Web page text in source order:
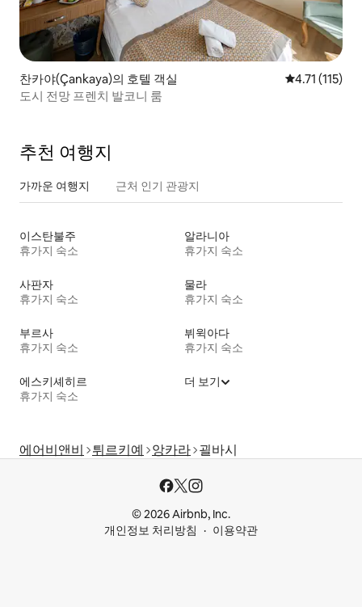
찬카야(Çankaya)의 호텔 객실 평점 4.71점(5
4.71 (115)
도시 전망 프렌치 발코니 룸
추천 여행지
가까운 여행지 근처 인기 관광지
이스탄불주
휴가지 숙소
알라니아
휴가지 숙소
사판자
휴가지 숙소
물라
휴가지 숙소
부르사
휴가지 숙소
뷔윅아다
휴가지 숙소
에스키셰히르
휴가지 숙소
더 보기
에어비앤비 튀르키예 앙카라 괼바시
© 2026 Airbnb, Inc.
개인정보 처리방침
이용약관